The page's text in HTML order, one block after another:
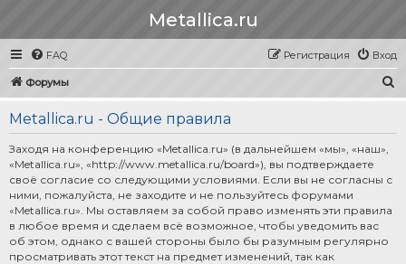
Metallica.ru
FAQ Вход
Регистрация
Форумы
Metallica.ru - Общие правила
Заходя на конференцию «Metallica.ru» (в дальнейшем «мы», «наш»,
«Metallica.ru», «http://www.metallica.ru/board»), вы подтверждаете
своё согласие со следующими условиями. Если вы не согласны с
ними, пожалуйста, не заходите и не пользуйтесь форумами
«Metallica.ru». Мы оставляем за собой право изменять эти правила
в любое время и сделаем всё возможное, чтобы уведомить вас
об этом, однако с вашей стороны было бы разумным регулярно
просматривать этот текст на предмет изменений, так как